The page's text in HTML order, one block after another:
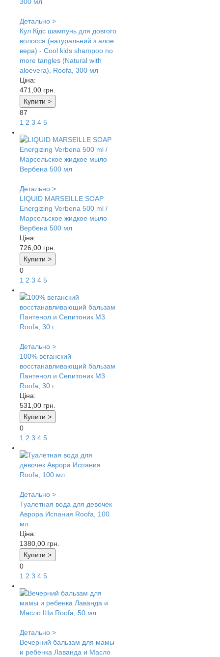
Детально >
Кул Кідс шампунь для довгого
волосся (натуральний з алое
вера) - Cool kids shampoo no
more tangles (Natural with
aloevera), Roofa, 300 мл
Ціна:
471,00 грн.
Купити >
87
1 2 3 4 5
Детально >
LIQUID MARSEILLE SOAP
Energizing Verbena 500 ml /
Марсельское жидкое мыло
Вербена 500 мл
Ціна:
726,00 грн.
Купити >
0
1 2 3 4 5
Детально >
100% веганский
восстанавливающий бальзам
Пантенол и Сепитоник М3
Roofa, 30 г
Ціна:
531,00 грн.
Купити >
0
1 2 3 4 5
Детально >
Туалетная вода для девочек
Аврора Испания Roofa, 100
мл
Ціна:
1380,00 грн.
Купити >
0
1 2 3 4 5
Детально >
Вечерний бальзам для мамы
и ребенка Лаванда и Масло